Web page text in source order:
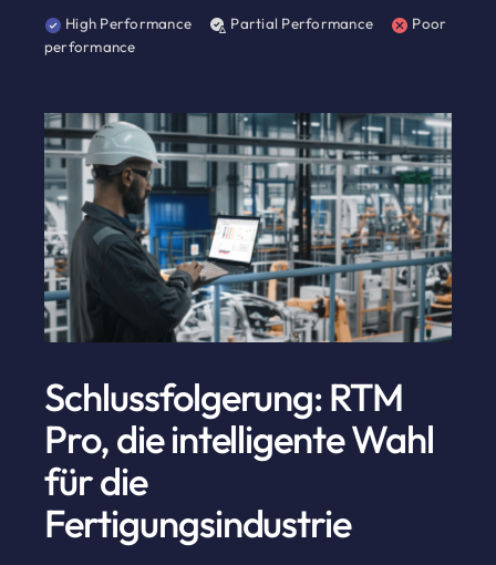
High Performance Partial Performance
Poor
performance
Schlussfolgerung: RTM
Pro, die intelligente Wahl
für die
Fertigungsindustrie